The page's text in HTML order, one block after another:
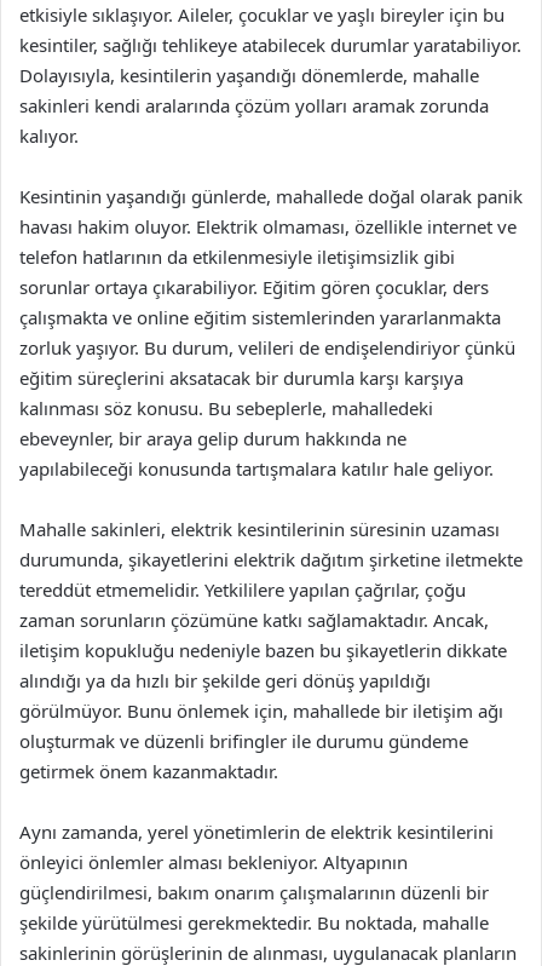
etkisiyle sıklaşıyor. Aileler, çocuklar ve yaşlı bireyler için bu
kesintiler, sağlığı tehlikeye atabilecek durumlar yaratabiliyor.
Dolayısıyla, kesintilerin yaşandığı dönemlerde, mahalle
sakinleri kendi aralarında çözüm yolları aramak zorunda
kalıyor.
Kesintinin yaşandığı günlerde, mahallede doğal olarak panik
havası hakim oluyor. Elektrik olmaması, özellikle internet ve
telefon hatlarının da etkilenmesiyle iletişimsizlik gibi
sorunlar ortaya çıkarabiliyor. Eğitim gören çocuklar, ders
çalışmakta ve online eğitim sistemlerinden yararlanmakta
zorluk yaşıyor. Bu durum, velileri de endişelendiriyor çünkü
eğitim süreçlerini aksatacak bir durumla karşı karşıya
kalınması söz konusu. Bu sebeplerle, mahalledeki
ebeveynler, bir araya gelip durum hakkında ne
yapılabileceği konusunda tartışmalara katılır hale geliyor.
Mahalle sakinleri, elektrik kesintilerinin süresinin uzaması
durumunda, şikayetlerini elektrik dağıtım şirketine iletmekte
tereddüt etmemelidir. Yetkililere yapılan çağrılar, çoğu
zaman sorunların çözümüne katkı sağlamaktadır. Ancak,
iletişim kopukluğu nedeniyle bazen bu şikayetlerin dikkate
alındığı ya da hızlı bir şekilde geri dönüş yapıldığı
görülmüyor. Bunu önlemek için, mahallede bir iletişim ağı
oluşturmak ve düzenli brifingler ile durumu gündeme
getirmek önem kazanmaktadır.
Aynı zamanda, yerel yönetimlerin de elektrik kesintilerini
önleyici önlemler alması bekleniyor. Altyapının
güçlendirilmesi, bakım onarım çalışmalarının düzenli bir
şekilde yürütülmesi gerekmektedir. Bu noktada, mahalle
sakinlerinin görüşlerinin de alınması, uygulanacak planların